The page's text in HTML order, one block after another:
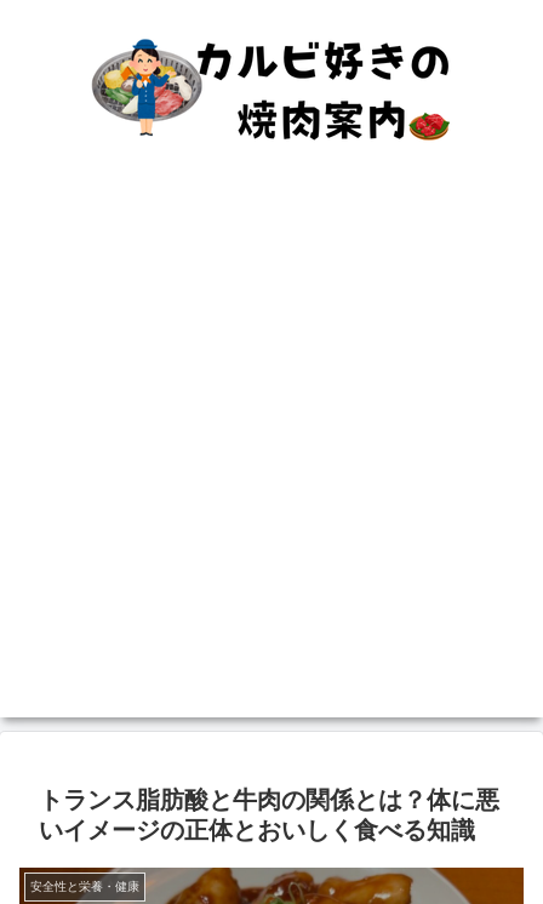
トランス脂肪酸と牛肉の関係とは？体に悪
いイメージの正体とおいしく食べる知識
安全性と栄養・健康